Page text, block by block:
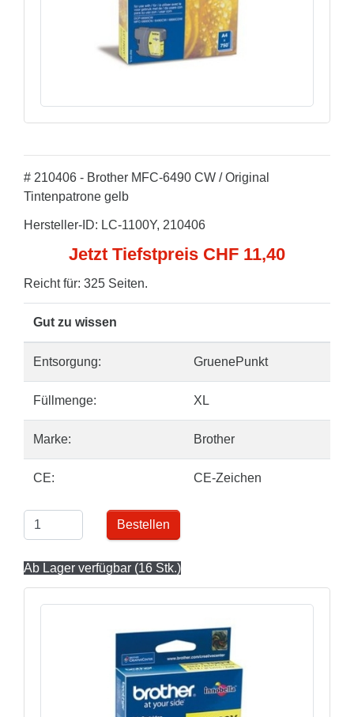
# 210406 - Brother MFC-6490 CW / Original
Tintenpatrone gelb
Hersteller-ID: LC-1100Y, 210406
Jetzt Tiefstpreis CHF 11,40
Reicht für: 325 Seiten.
Gut zu wissen
Entsorgung: GruenePunkt
Füllmenge: XL
Marke: Brother
CE: CE-Zeichen
Bestellen
Ab Lager verfügbar (16 Stk.)